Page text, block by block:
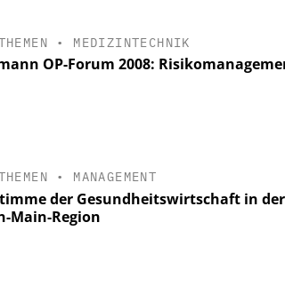
• MEDIZINTECHNIK
OP-Forum 2008:
• MANAGEMENT
der Gesundheitswirtschaft in der
Main-Region
AG EASY SOFTWARE
Personalmanagement: